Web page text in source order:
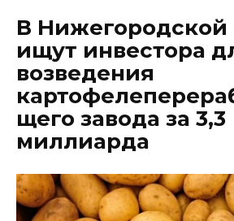
В Нижегородской
ищут инвестора
возведения
щего завода за 3,3
миллиарда